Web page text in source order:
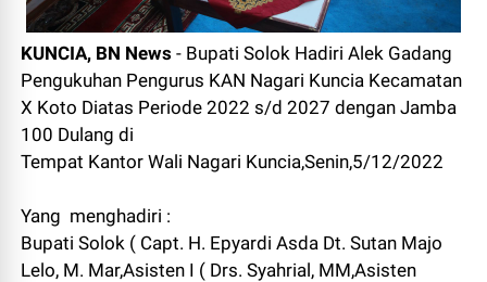
KUNCIA, BN News - Bupati Solok Hadiri Alek Gadang
Pengukuhan Pengurus KAN Nagari Kuncia Kecamatan
X Koto Diatas Periode 2022 s/d 2027 dengan Jamba
100 Dulang di
Tempat Kantor Wali Nagari Kuncia,Senin,5/12/2022
Yang menghadiri :
Bupati Solok ( Capt. H. Epyardi Asda Dt. Sutan Majo
Lelo, M. Mar,Asisten I ( Drs. Syahrial, MM,Asisten